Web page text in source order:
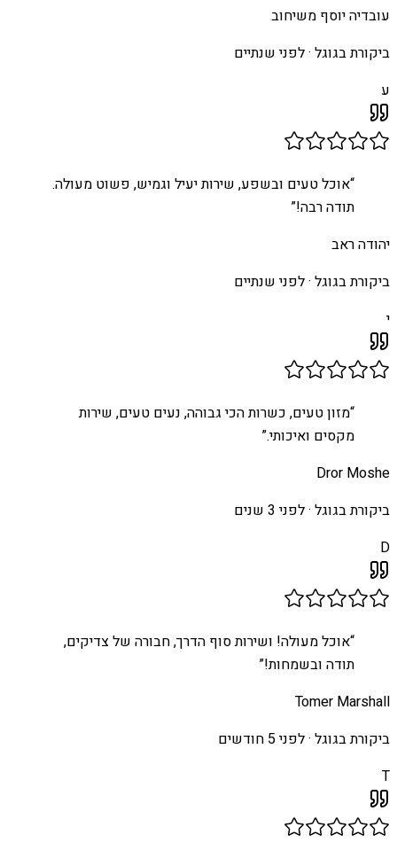
עובדיה יוסף משיחוב
ביקורת בגוגל ·לפני שנתיים
ע
“אוכל טעים ובשפע, שירות יעיל וגמיש, פשוט מעולה.
תודה רבה!”
יהודה ראב
ביקורת בגוגל ·לפני שנתיים
י
“מזון טעים, כשרות הכי גבוהה, נעים טעים, שירות
מקסים ואיכותי.”
Dror Moshe
ביקורת בגוגל ·לפני 3 שנים
D
“אוכל מעולה! ושירות סוף הדרך, חבורה של צדיקים,
תודה ובשמחות!”
Tomer Marshall
ביקורת בגוגל ·לפני 5 חודשים
T